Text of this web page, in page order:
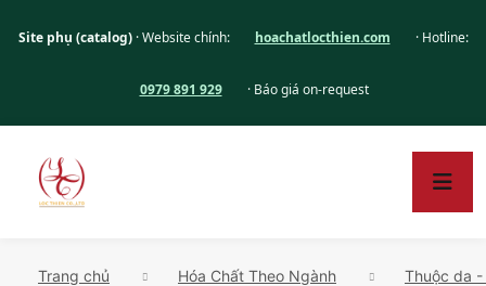
Site phụ (catalog)· Website chính: hoachatlocthien.com · Hotline:
0979 891 929 · Báo giá on-request
Trang chủ Hóa Chất Theo Ngành Thuộc da -